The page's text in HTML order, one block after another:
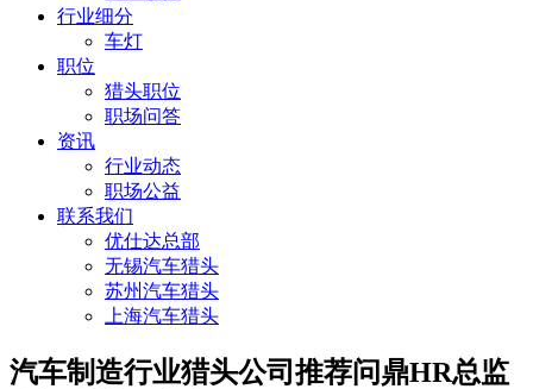
行业细分
车灯
职位
猎头职位
职场问答
资讯
行业动态
职场公益
联系我们
优仕达总部
无锡汽车猎头
苏州汽车猎头
上海汽车猎头
汽车制造行业猎头公司推荐问鼎HR总监